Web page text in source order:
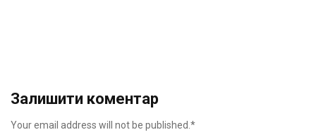
Залишити коментар
Your email address will not be published.*